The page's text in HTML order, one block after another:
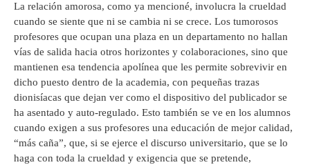
La relación amorosa, como ya mencioné, involucra la crueldad
cuando se siente que ni se cambia ni se crece. Los tumorosos
profesores que ocupan una plaza en un departamento no hallan
vías de salida hacia otros horizontes y colaboraciones, sino que
mantienen esa tendencia apolínea que les permite sobrevivir en
dicho puesto dentro de la academia, con pequeñas trazas
dionisíacas que dejan ver como el dispositivo del publicador se
ha asentado y auto-regulado. Esto también se ve en los alumnos
cuando exigen a sus profesores una educación de mejor calidad,
“más caña”, que, si se ejerce el discurso universitario, que se lo
haga con toda la crueldad y exigencia que se pretende,